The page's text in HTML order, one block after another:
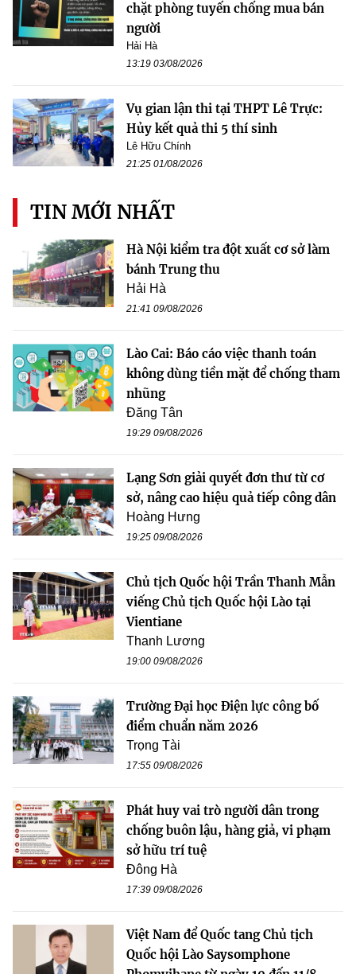
chặt phòng tuyến chống mua bán
người
Hải Hà
13:19 03/08/2026
Vụ gian lận thi tại THPT Lê Trực:
Hủy kết quả thi 5 thí sinh
Lê Hữu Chính
21:25 01/08/2026
TIN MỚI NHẤT
Hà Nội kiểm tra đột xuất cơ sở làm
bánh Trung thu
Hải Hà
21:41 09/08/2026
Lào Cai: Báo cáo việc thanh toán
không dùng tiền mặt để chống tham
nhũng
Đăng Tân
19:29 09/08/2026
Lạng Sơn giải quyết đơn thư từ cơ
sở, nâng cao hiệu quả tiếp công dân
Hoàng Hưng
19:25 09/08/2026
Chủ tịch Quốc hội Trần Thanh Mẫn
viếng Chủ tịch Quốc hội Lào tại
Vientiane
Thanh Lương
19:00 09/08/2026
Trường Đại học Điện lực công bố
điểm chuẩn năm 2026
Trọng Tài
17:55 09/08/2026
Phát huy vai trò người dân trong
chống buôn lậu, hàng giả, vi phạm
sở hữu trí tuệ
Đông Hà
17:39 09/08/2026
Việt Nam để Quốc tang Chủ tịch
Quốc hội Lào Saysomphone